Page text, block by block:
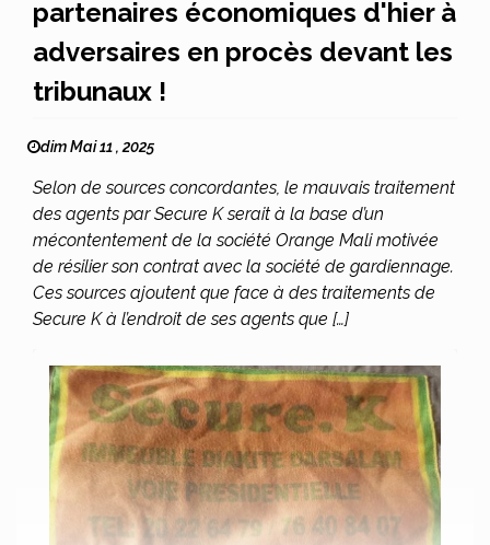
partenaires économiques d'hier à
adversaires en procès devant les
tribunaux !
dim Mai 11 , 2025
Selon de sources concordantes, le mauvais traitement
des agents par Secure K serait à la base d’un
mécontentement de la société Orange Mali motivée
de résilier son contrat avec la société de gardiennage.
Ces sources ajoutent que face à des traitements de
Secure K à l’endroit de ses agents que […]